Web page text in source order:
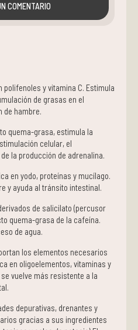
COMENTARIO
polifenoles y vitamina C. Estimula
de grasas en el
de hambre.
quema-grasa, estimula la
celular, el
la producción de adrenalina.
en yodo, proteínas y mucílago.
y ayuda al tránsito intestinal.
de salicilato (percusor
quema-grasa de la cafeína.
de agua.
los elementos necesarios
en oligoelementos, vitaminas y
vuelve más resistente a la
depurativas, drenantes y
gracias a sus ingredientes